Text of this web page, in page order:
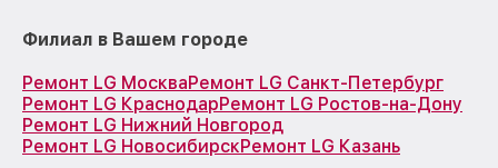
Филиал в Вашем городе
Ремонт LG МоскваРемонт LG Санкт-Петербург
Ремонт LG КраснодарРемонт LG Ростов-на-Дону
Ремонт LG Нижний Новгород
Ремонт LG НовосибирскРемонт LG Казань